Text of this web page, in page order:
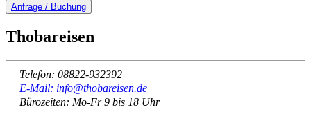
Anfrage / Buchung
Thobareisen
Telefon: 08822-932392
E-Mail: info@thobareisen.de
Bürozeiten: Mo-Fr 9 bis 18 Uhr